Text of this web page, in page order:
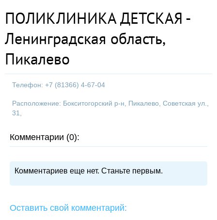
ПОЛИКЛИНИКА ДЕТСКАЯ -
Ленинградская область,
Пикалево
Телефон: +7 (81366) 4-67-04
Расположение: Бокситогорский р-н, Пикалево, Советская ул.,
31,
Комментарии (0):
Комментариев еще нет. Станьте первым.
Оставить свой комментарий: